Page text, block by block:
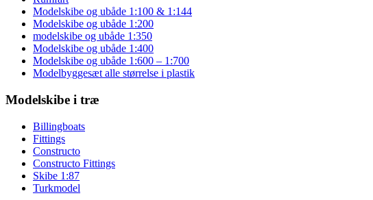
Modelskibe og ubåde 1:100 & 1:144
Modelskibe og ubåde 1:200
modelskibe og ubåde 1:350
Modelskibe og ubåde 1:400
Modelskibe og ubåde 1:600 – 1:700
Modelbyggesæt alle størrelse i plastik
Modelskibe i træ
Billingboats
Fittings
Constructo
Constructo Fittings
Skibe 1:87
Turkmodel